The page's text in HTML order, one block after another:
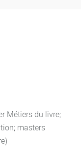
et au
capable de
Métiers du livre;
masters